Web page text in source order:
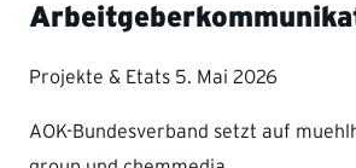
Projekte & Etats 5. Mai 2026
AOK-Bundesverband setzt auf